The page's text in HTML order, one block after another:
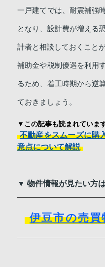
一戸建てでは、耐震補強
となり、設計費が増える
計者と相談しておくこと
補助金や税制優遇を利用
るため、着工時期から逆
ておきましょう。
▼この記事も読まれていま
不動産をスムーズに購
意点について解説
▼ 物件情報が見たい方
伊豆市の売